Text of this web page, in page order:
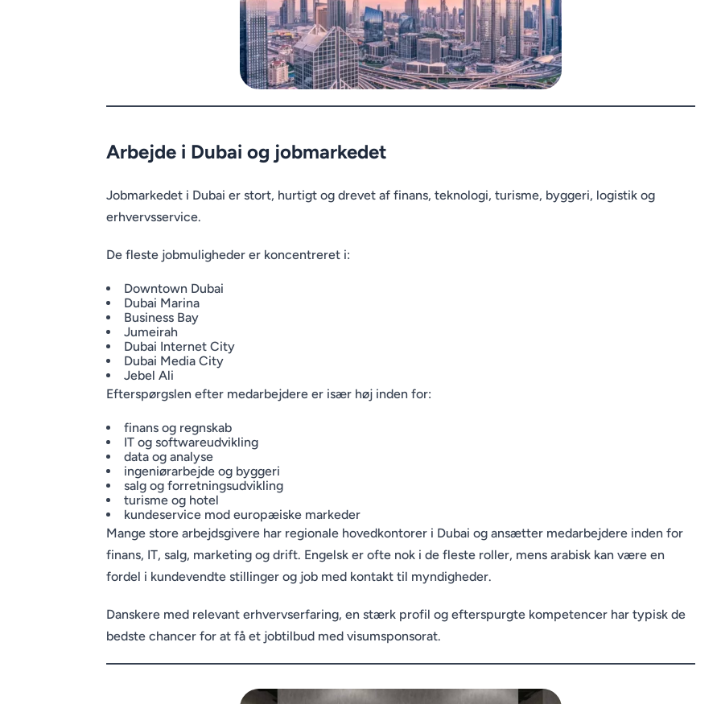
Arbejde i Dubai og jobmarkedet
Jobmarkedet i Dubai er stort, hurtigt og drevet af finans, teknologi, turisme, byggeri, logistik og
erhvervsservice.
De fleste jobmuligheder er koncentreret i:
Downtown Dubai
Dubai Marina
Business Bay
Jumeirah
Dubai Internet City
Dubai Media City
Jebel Ali
Efterspørgslen efter medarbejdere er især høj inden for:
finans og regnskab
IT og softwareudvikling
data og analyse
ingeniørarbejde og byggeri
salg og forretningsudvikling
turisme og hotel
kundeservice mod europæiske markeder
Mange store arbejdsgivere har regionale hovedkontorer i Dubai og ansætter medarbejdere inden for
finans, IT, salg, marketing og drift. Engelsk er ofte nok i de fleste roller, mens arabisk kan være en
fordel i kundevendte stillinger og job med kontakt til myndigheder.
Danskere med relevant erhvervserfaring, en stærk profil og efterspurgte kompetencer har typisk de
bedste chancer for at få et jobtilbud med visumsponsorat.